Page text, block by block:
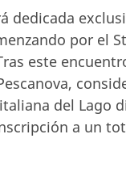
dedicada
por el
este
del Lago
a un